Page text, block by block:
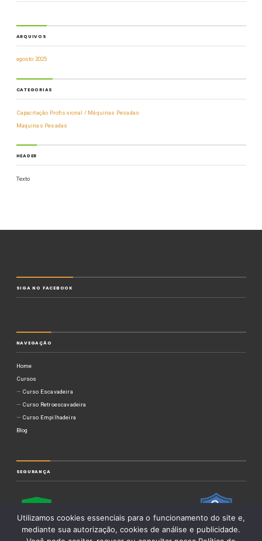
ARQUIVOS
agosto 2025
CATEGORIAS
Capacitação Profissional / Máquinas Pesadas
Maquinas Pesadas
HEADER
Texto
SIGA NO FACEBOOK
NAVEGAÇÃO
Home
Cursos
Curso Escavadeira
Curso Retroescavadeira
Curso Empilhadeira
Blog
SEGURANÇA
Utilizamos cookies essenciais para o funcionamento do site e,
mediante sua autorização, cookies de análise e publicidade.